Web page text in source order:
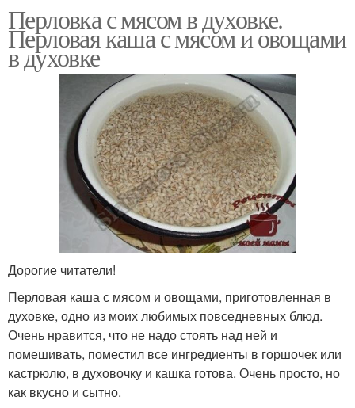
Перловка с мясом в духовке.
Перловая каша с мясом и овощами
в духовке
Дорогие читатели!
Перловая каша с мясом и овощами, приготовленная в
духовке, одно из моих любимых повседневных блюд.
Очень нравится, что не надо стоять над ней и
помешивать, поместил все ингредиенты в горшочек или
кастрюлю, в духовочку и кашка готова. Очень просто, но
как вкусно и сытно.